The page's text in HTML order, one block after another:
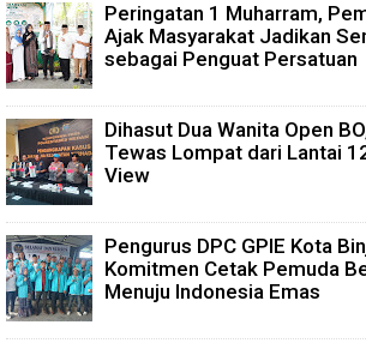
Peringatan 1 Muharram,
Ajak Masyarakat Jadikan
sebagai Penguat Persatuan
Dihasut Dua Wanita Open
Tewas Lompat dari Lantai
View
Pengurus DPC GPIE Kota
Komitmen Cetak Pemuda
Menuju Indonesia Emas